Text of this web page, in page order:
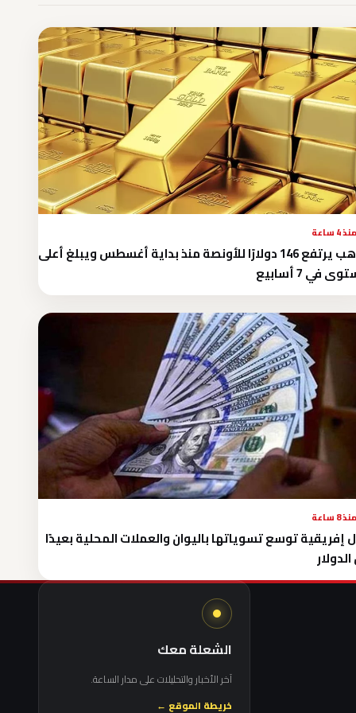
منذ 4 ساعة
الذهب يرتفع 146 دولارًا للأونصة منذ بداية أغسطس ويبلغ أعلى
في 7 أسابيع
منذ 8 ساعة
إفريقية توسع تسوياتها باليوان والعملات المحلية بعيدًا
الشعلة معك
آخر الأخبار والتحليلات على مدار الساعة.
خريطة الموقع ←